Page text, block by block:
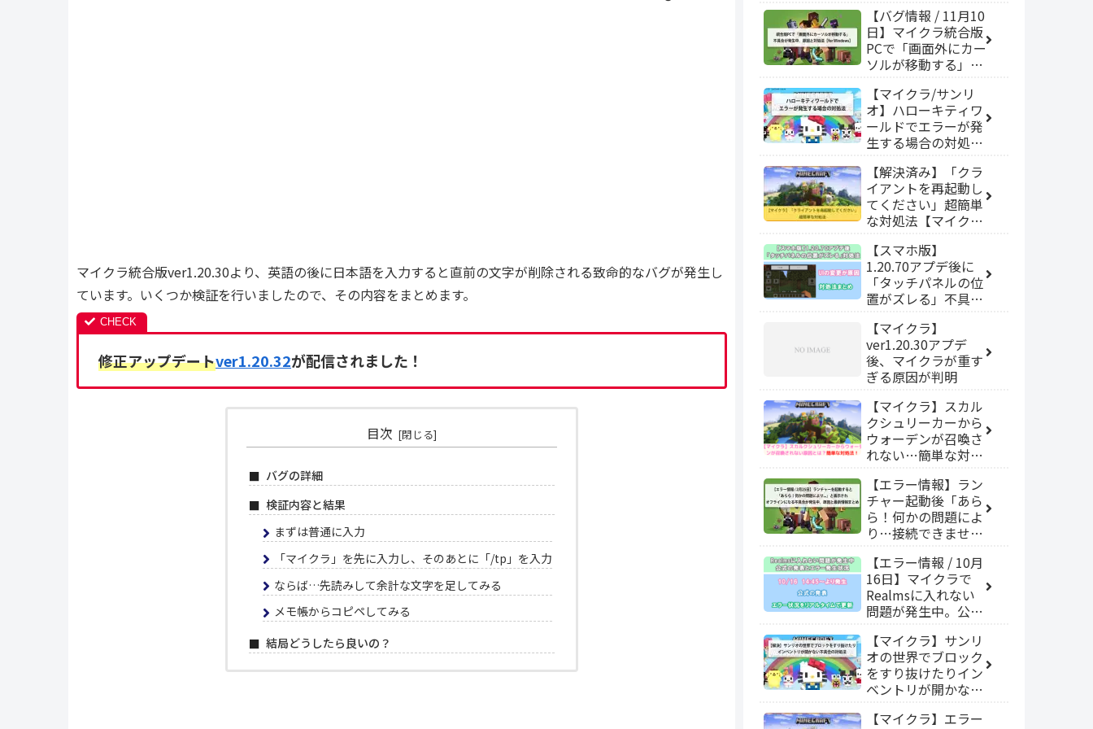
マイクラ統合版ver1.20.30より、英語の後に日本語を入力すると直前の文字が削除される致命的なバグが発生し
ています。いくつか検証を行いましたので、その内容をまとめます。
修正アップデートver1.20.32が配信されました！
目次
バグの詳細
検証内容と結果
まずは普通に入力
「マイクラ」を先に入力し、そのあとに「/tp」を入力
ならば…先読みして余計な文字を足してみる
メモ帳からコピペしてみる
結局どうしたら良いの？
【バグ情報 / 11月10
日】マイクラ統合版
PCで「画面外にカー
ソルが移動する」不
と対処法を解説
【for Windows】
【マイクラ/サンリ
オ】ハローキティワ
ールドでエラーが発
生する場合の対処法
【解決済み】「クラ
イアントを再起動し
てください」超簡単
な対処法【マイクラ
【スマホ版】
1.20.70アプデ後に
「タッチパネルの位
置がズレる」不具合
統合版】
【マイクラ】
ver1.20.30アプデ
後、マイクラが重す
ぎる原因が判明
【マイクラ】スカル
クシュリーカーから
ウォーデンが召喚さ
れない…簡単な対処
【エラー情報】ラン
チャー起動後「あら
ら！何かの問題によ
り…接続できません
フラインになる不具
合が発生中。原因と
最新情報まとめ【マ
イクラJava版】
【エラー情報 / 10月
16日】マイクラで
Realmsに入れない
問題が発生中。公式
状況
【マイクラ】サンリ
オの世界でブロック
をすり抜けたりイン
ベントリが開かない
合版】
【マイクラ】エラー